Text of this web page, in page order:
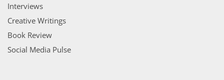
Interviews
Creative Writings
Book Review
Social Media Pulse